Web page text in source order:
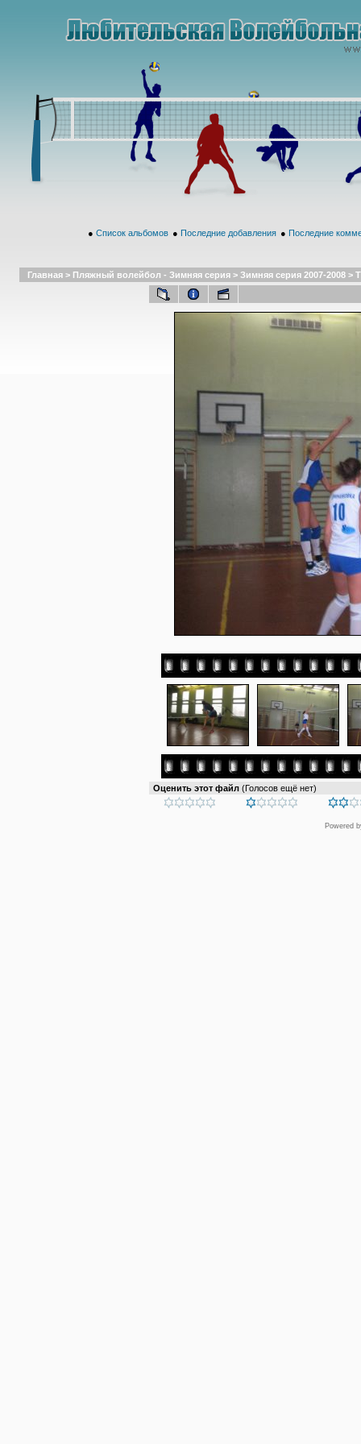
● Список альбомов ● Последние добавления ● Последние
Главная > Пляжный волейбол - Зимняя серия > Зимняя серия 2007-2008 >
Оценить этот файл (Голосов ещё нет)
Powered